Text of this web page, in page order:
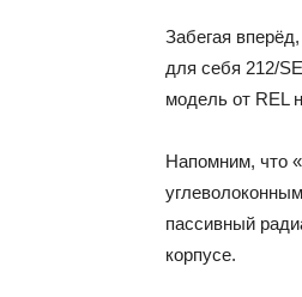
Забегая
для себя 212/
модель от REL
Напомним, что
пассивный
корпусе.